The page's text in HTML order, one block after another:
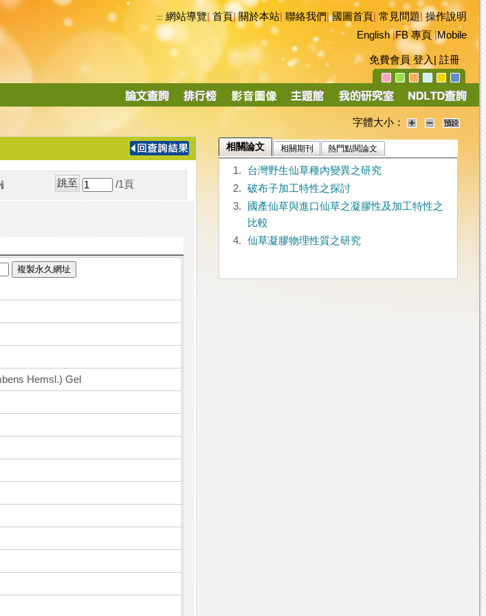
::: 網站導覽|首頁|關於本站 聯絡我們|國圖首頁 常見問題|操作說明
English|FB 專頁|Mobile
免費會員 登入 註冊
導
字體大小：
/1 頁
複製永久網址
Hemsl.) Gel
相關論文 相關期刊 熱門點閱論文
1.
台灣野生仙草種內變異之研究
2.
破布子加工特性之探討
3.
國產仙草與進口仙草之凝膠性及加工特性之
比較
4.
仙草凝膠物理性質之研究